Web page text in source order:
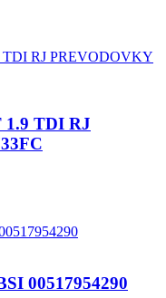
1.9 TDI RJ
00517954290